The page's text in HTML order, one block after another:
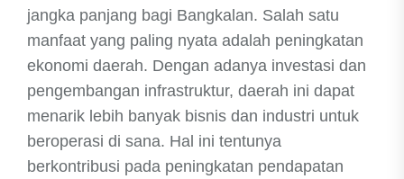
jangka panjang bagi Bangkalan. Salah satu
manfaat yang paling nyata adalah peningkatan
ekonomi daerah. Dengan adanya investasi dan
pengembangan infrastruktur, daerah ini dapat
menarik lebih banyak bisnis dan industri untuk
beroperasi di sana. Hal ini tentunya
berkontribusi pada peningkatan pendapatan